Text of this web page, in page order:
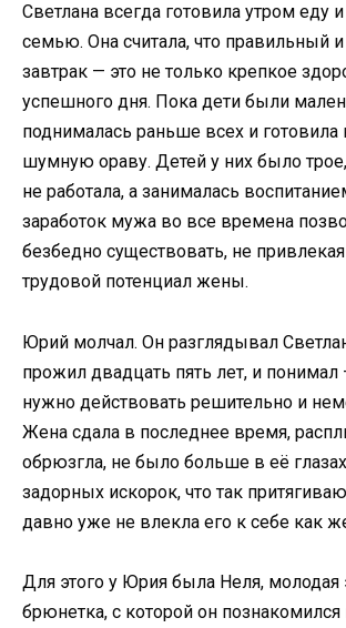
Светлана всегда готовила утром еду
семью. Она считала, что правильный
завтрак — это не только крепкое
успешного дня. Пока дети были
поднималась раньше всех и готовила
шумную ораву. Детей у них было
не работала, а занималась
заработок мужа во все времена
безбедно существовать, не
трудовой потенциал жены.
Юрий молчал. Он разглядывал
прожил двадцать пять лет, и понимал
нужно действовать решительно и
Жена сдала в последнее время,
обрюзгла, не было больше в её
задорных искорок, что так
давно уже не влекла его к себе как
Для этого у Юрия была Неля, молодая
брюнетка, с которой он